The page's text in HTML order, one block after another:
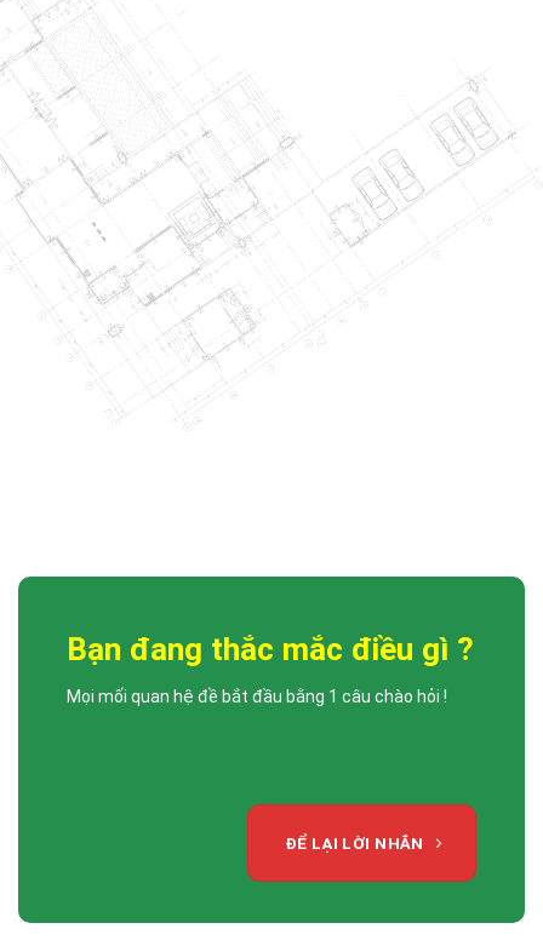
LỄ TRAO QUYẾT ĐỊNH VÀ BỔ NHIỆM PHÓ TỔNG GIÁM ĐỐC
03
Th10
Bạn đang thắc mắc điều gì ?
Mọi mối quan hệ đề bắt đầu bằng 1 câu chào hỏi !
ĐỂ LẠI LỜI NHẮN